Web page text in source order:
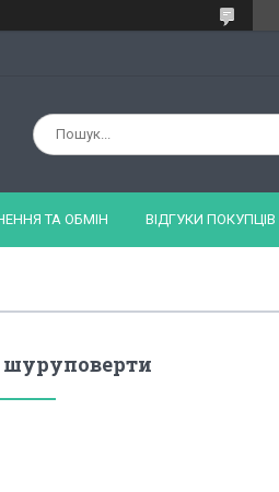
ТА ОБМІН ВІДГУКИ ПОКУПЦІВ